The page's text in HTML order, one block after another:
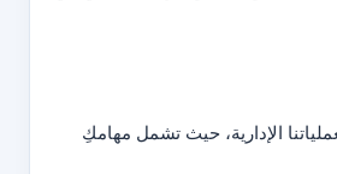
الإدارية، حيث تشمل مهامكِ